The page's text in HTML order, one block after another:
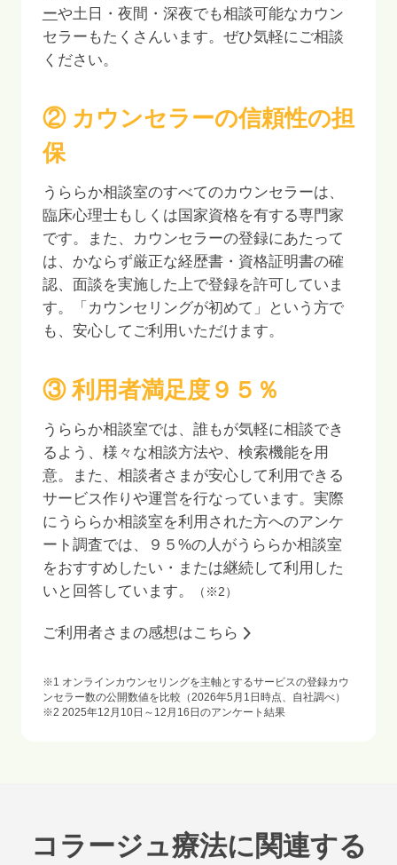
ーや土日・夜間・深夜でも相談可能なカウン
セラーもたくさんいます。ぜひ気軽にご相談
ください。
② カウンセラーの信頼性の担
保
うららか相談室のすべてのカウンセラーは、
臨床心理士もしくは国家資格を有する専門家
です。また、カウンセラーの登録にあたって
は、かならず厳正な経歴書・資格証明書の確
認、面談を実施した上で登録を許可していま
す。「カウンセリングが初めて」という方で
も、安心してご利用いただけます。
③ 利用者満足度９５ ％
うららか相談室では、誰もが気軽に相談でき
るよう、様々な相談方法や、検索機能を用
意。また、相談者さまが安心して利用できる
サービス作りや運営を行なっています。実際
にうららか相談室を利用された方へのアンケ
ート調査では、
９５ %の人がうららか相談室
をおすすめしたい・または継続して利用した
いと回答しています。
（※2）
ご利用者さまの感想はこちら
※1 オンラインカウンセリングを主軸とするサービスの登録カウ
ンセラー数の公開数値を比較（2026年5月1日時点、自社調べ）
※2 2025年12月10日～12月16日のアンケート結果
コラージュ療法に関連する